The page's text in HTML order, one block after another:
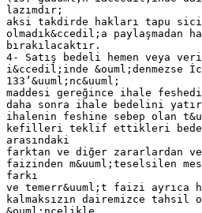
lazımdır;
aksi takdirde hakları tapu
olmadık&ccedil;a paylaşmadan
bırakılacaktır.
4- Satış bedeli hemen veya
i&ccedil;inde &ouml;denmezse
133’&uuml;nc&uuml;
maddesi gereğince ihale
daha sonra ihale bedelini
ihalenin feshine sebep olan
kefilleri teklif ettikleri
arasındaki
farktan ve diğer zararlardan ve
faizinden m&uuml;teselsilen
farkı
ve temerr&uuml;t faizi ayrıca
kalmaksızın dairemizce tahsil